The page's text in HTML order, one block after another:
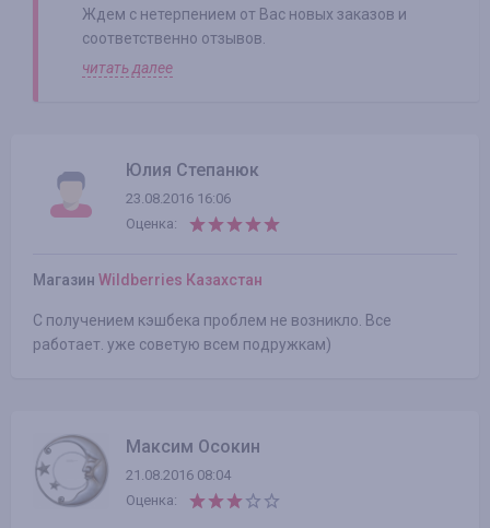
Ждем с нетерпением от Вас новых заказов и
соответственно отзывов.
читать далее
Юлия Степанюк
23.08.2016 16:06
Оценка:
Магазин Wildberries Казахстан
С получением кэшбека проблем не возникло. Все
работает. уже советую всем подружкам)
Максим Осокин
21.08.2016 08:04
Оценка: